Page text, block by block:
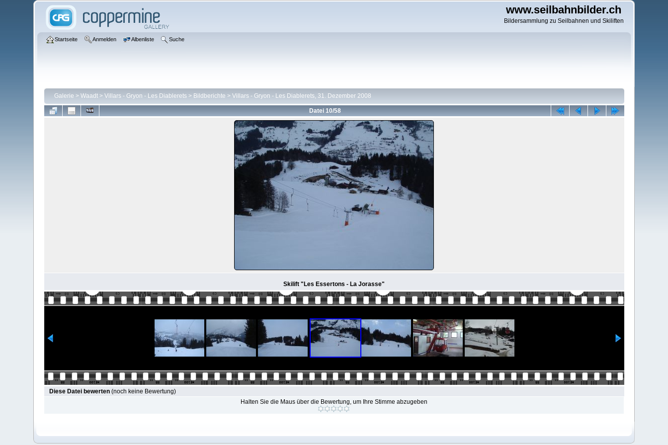
www.seilbahnbilder.ch
Bildersammlung zu Seilbahnen und Skiliften
Startseite Anmelden Albenliste Suche
Galerie > Waadt> Villars - Gryon - Les Diablerets> Bildberichte > Villars - Gryon - Les Diablerets, 31. Dezember 2008
Datei 10/58
Skilift "Les Essertons - La Jorasse"
Diese Datei bewerten(noch keine Bewertung)
Halten Sie die Maus über die Bewertung, um Ihre Stimme abzugeben